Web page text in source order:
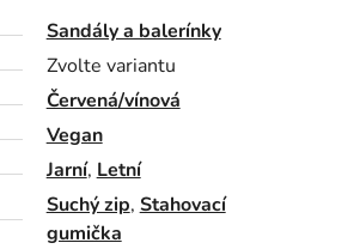
Sandály a balerínky
Zvolte variantu
Červená/vínová
Vegan
Jarní, Letní
Suchý zip, Stahovací
gumička